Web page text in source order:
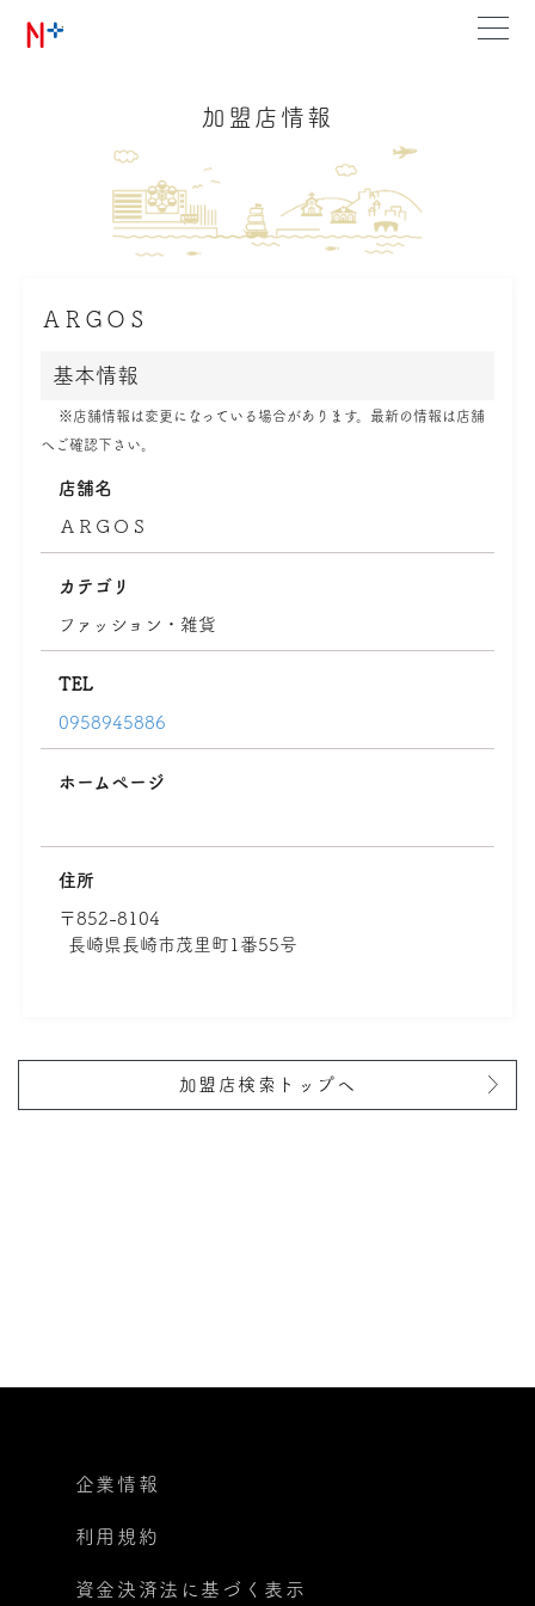
加盟店情報
ＡＲＧＯＳ
基本情報
※店舗情報は変更になっている場合があります。最新の情報は店舗
へご確認下さい。
店舗名
ＡＲＧＯＳ
カテゴリ
ファッション・雑貨
TEL
0958945886
ホームページ
住所
〒852-8104
長崎県長崎市茂里町1番55号
加盟店検索トップへ
企業情報
利用規約
資金決済法に基づく表示